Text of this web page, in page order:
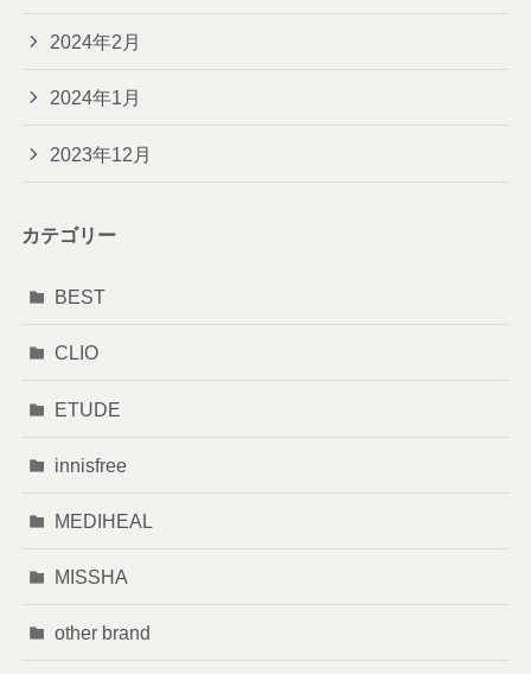
2024年2月
2024年1月
2023年12月
カテゴリー
BEST
CLIO
ETUDE
innisfree
MEDIHEAL
MISSHA
other brand